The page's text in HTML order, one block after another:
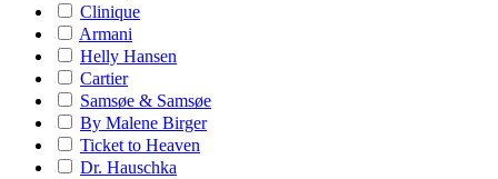
Clinique
Armani
Helly Hansen
Cartier
Samsøe & Samsøe
By Malene Birger
Ticket to Heaven
Dr. Hauschka